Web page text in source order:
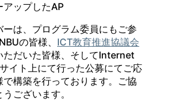
アップしたAP
は、プログラム委員にもご参
の皆様、 ICT教育推進協議会
ただいた皆様、そしてInternet
イト上にて行った公募にてご応
構築を行っております。ご協
ございます。